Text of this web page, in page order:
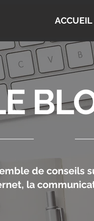
ACCUEIL
de conseils
la